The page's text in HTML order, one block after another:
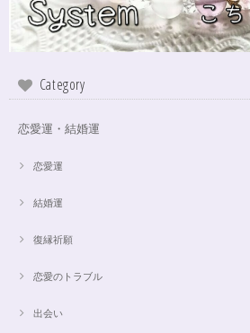
Category
恋愛運・結婚運
恋愛運
結婚運
復縁祈願
恋愛のトラブル
出会い